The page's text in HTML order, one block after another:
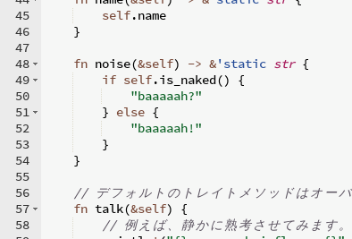
45
46
47
48
49
50
51
52
53
54
55
56
57
58
self.name
}
fn noise(&self) -> &'static str {
if self.is_naked()
{
"baaaaah?"
} else {
"baaaaah!"
}
}
// デフ ォ ル ト の ト レ イ ト メ ソ ッ ドはオ ーバ
fn talk(&self)
{
// 例 え ば、 静かに熟考 さ せ てみ ま す。